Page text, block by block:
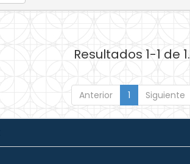
Resultados 1-1 de 1.
Anterior 1 Siguiente